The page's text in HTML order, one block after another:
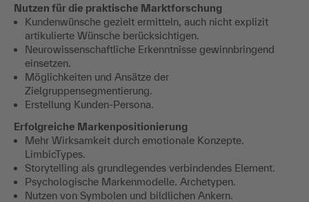
Nutzen für die praktische Marktforschung
Kundenwünsche gezielt ermitteln, auch nicht explizit
artikulierte Wünsche berücksichtigen.
Neurowissenschaftliche Erkenntnisse gewinnbringend
einsetzen.
Möglichkeiten und Ansätze der
Zielgruppensegmentierung.
Erstellung Kunden-Persona.
Erfolgreiche Markenpositionierung
Mehr Wirksamkeit durch emotionale Konzepte.
LimbicTypes.
Storytelling als grundlegendes verbindendes Element.
Psychologische Markenmodelle. Archetypen.
Nutzen von Symbolen und bildlichen Ankern.